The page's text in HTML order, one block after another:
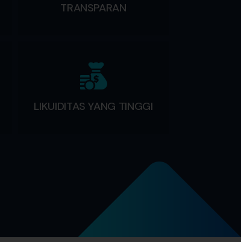
TRANSPARAN
LIKUIDITAS YANG TINGGI